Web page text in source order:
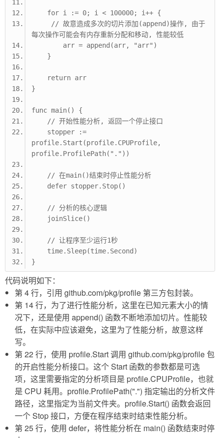
    for i := 0; i < 100000; i++ {
每次操作可能会有内存重新分配和移动, 性能较低
        arr = append(arr, "arr")
    }
    return arr
}
func main() {
    // 开始性能分析, 返回一个停止接口
profile.Start(profile.CPUProfile,
profile.ProfilePath("."))
    // 在main()结束时停止性能分析
    defer stopper.Stop()
    // 分析的核心逻辑
    joinSlice()
    // 让程序至少运行1秒
    time.Sleep(time.Second)
}
代码说明如下：
第 4 行，引用 github.com/pkg/profile 第三方包封装。
第 14 行，为了进行性能分析，这里在已知元素大小的情
况下，还是使用 append() 函数不断地添加切片。性能较
低，在实际中应该避免，这里为了性能分析，故意这样
写。
第 22 行，使用 profile.Start 调用 github.com/pkg/profile 包
的开启性能分析接口。这个 Start 函数的参数都是可选
项，这里需要指定的分析项目是 profile.CPUProfile，也就
是 CPU 耗用。profile.ProfilePath(".") 指定输出的分析文件
路径，这里指定为当前文件夹。profile.Start() 函数会返回
一个 Stop 接口，方便在程序结束时结束性能分析。
第 25 行，使用 defer，将性能分析在 main() 函数结束时停